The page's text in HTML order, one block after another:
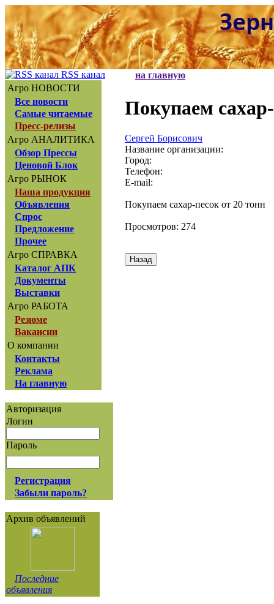
RSS канал
Агро НОВОСТИ
Все новости
Самые читаемые
Пресс-релизы
Агро АНАЛИТИКА
Обзор Прессы
Ценовой Блок
Агро РЫНОК
Наша продукция
Объявления
Спрос
Предложение
Прочее
Агро СПРАВКА
Каталог АПК
Документы
Выставки
Агро РАБОТА
Резюме
Вакансии
О компании
Контакты
Реклама
На главную
Авторизация
Логин
Пароль
Регистрация
Забыли пароль?
Архив объявлений
Последние
объявления
на главную
Покупаем
Сергей Борисович
Название организации:
Город:
Телефон:
E-mail:
Покупаем сахар-песок от 20 тонн
Просмотров: 274